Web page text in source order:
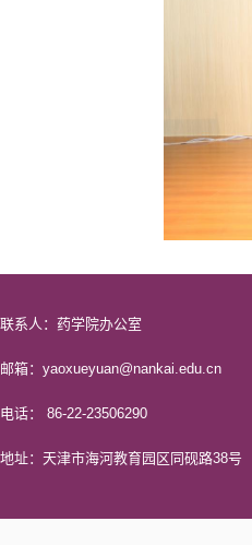
联系人：药学院办公室
邮箱：yaoxueyuan@nankai.edu.cn
电话： 86-22-23506290
地址：天津市海河教育园区同砚路